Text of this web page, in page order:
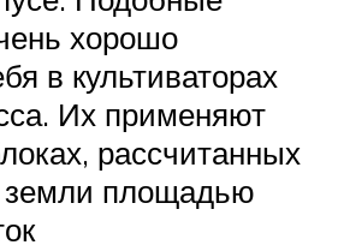
хорошо
в культиваторах
Их применяют
рассчитанных
земли площадью